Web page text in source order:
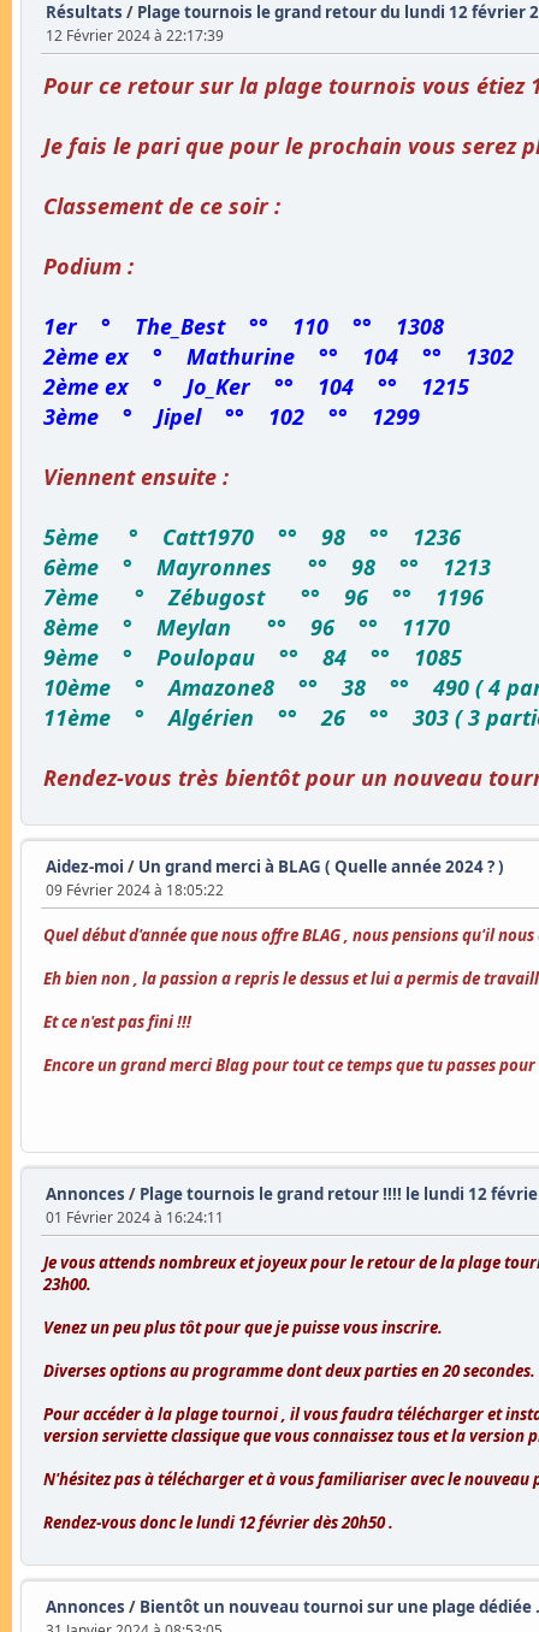
Résultats / Plage tournois le grand retour du lundi 12 février
12 Février 2024 à 22:17:39
Pour ce retour sur la plage tournois vous
Je fais le pari que pour le prochain vous serez
Classement de ce soir :
Podium :
1er ° The_Best °° 110 °° 1308
2ème ex ° Mathurine °° 104 °° 1302
2ème ex ° Jo_Ker °° 104 °° 1215
3ème ° Jipel °° 102 °° 1299
Viennent ensuite :
5ème ° Catt1970 °° 98 °° 1236
6ème ° Mayronnes °° 98 °° 1213
7ème ° Zébugost °° 96 °° 1196
8ème ° Meylan °° 96 °° 1170
9ème ° Poulopau °° 84 °° 1085
10ème ° Amazone8 °° 38 °° 490 ( 4
11ème ° Algérien °° 26 °° 303 ( 3
Rendez-vous très bientôt pour un nouveau
Aidez-moi / Un grand merci à BLAG ( Quelle année 2024 ? )
09 Février 2024 à 18:05:22
Quel début d'année que nous offre BLAG , nous pensions qu'il
Eh bien non , la passion a repris le dessus et lui a permis de
Et ce n'est pas fini !!!
Encore un grand merci Blag pour tout ce temps que tu passes
Annonces / Plage tournois le grand retour !!!! le lundi 12
01 Février 2024 à 16:24:11
Je vous attends nombreux et joyeux pour le retour de la plage
23h00.
Venez un peu plus tôt pour que je puisse vous inscrire.
Diverses options au programme dont deux parties en 20 secondes.
Pour accéder à la plage tournoi , il vous faudra télécharger et
version serviette classique que vous connaissez tous et la version
N'hésitez pas à télécharger et à vous familiariser avec le nouveau
Rendez-vous donc le lundi 12 février dès 20h50 .
Annonces / Bientôt un nouveau tournoi sur une plage dédiée